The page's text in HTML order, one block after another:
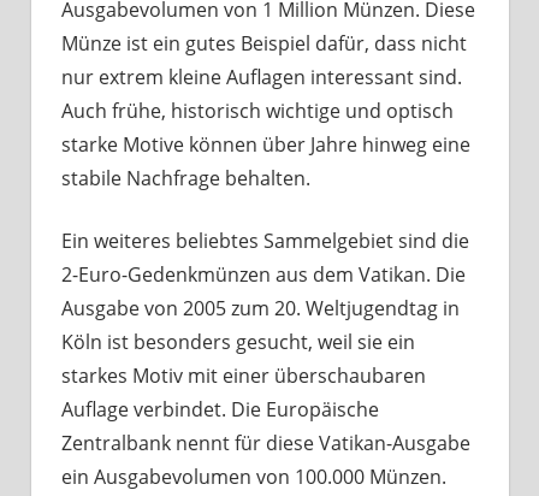
Ausgabevolumen von 1 Million Münzen. Diese
Münze ist ein gutes Beispiel dafür, dass nicht
nur extrem kleine Auflagen interessant sind.
Auch frühe, historisch wichtige und optisch
starke Motive können über Jahre hinweg eine
stabile Nachfrage behalten.
Ein weiteres beliebtes Sammelgebiet sind die
2-Euro-Gedenkmünzen aus dem Vatikan. Die
Ausgabe von 2005 zum 20. Weltjugendtag in
Köln ist besonders gesucht, weil sie ein
starkes Motiv mit einer überschaubaren
Auflage verbindet. Die Europäische
Zentralbank nennt für diese Vatikan-Ausgabe
ein Ausgabevolumen von 100.000 Münzen.